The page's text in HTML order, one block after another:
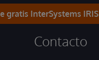
gratis InterSystems IRIS
Contacto